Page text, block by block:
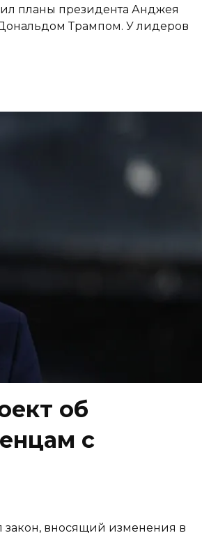
планы президента Анджея
Трампом. У лидеров
об
с
вносящий изменения в